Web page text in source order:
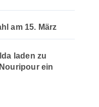
am 15. März
laden zu
ein